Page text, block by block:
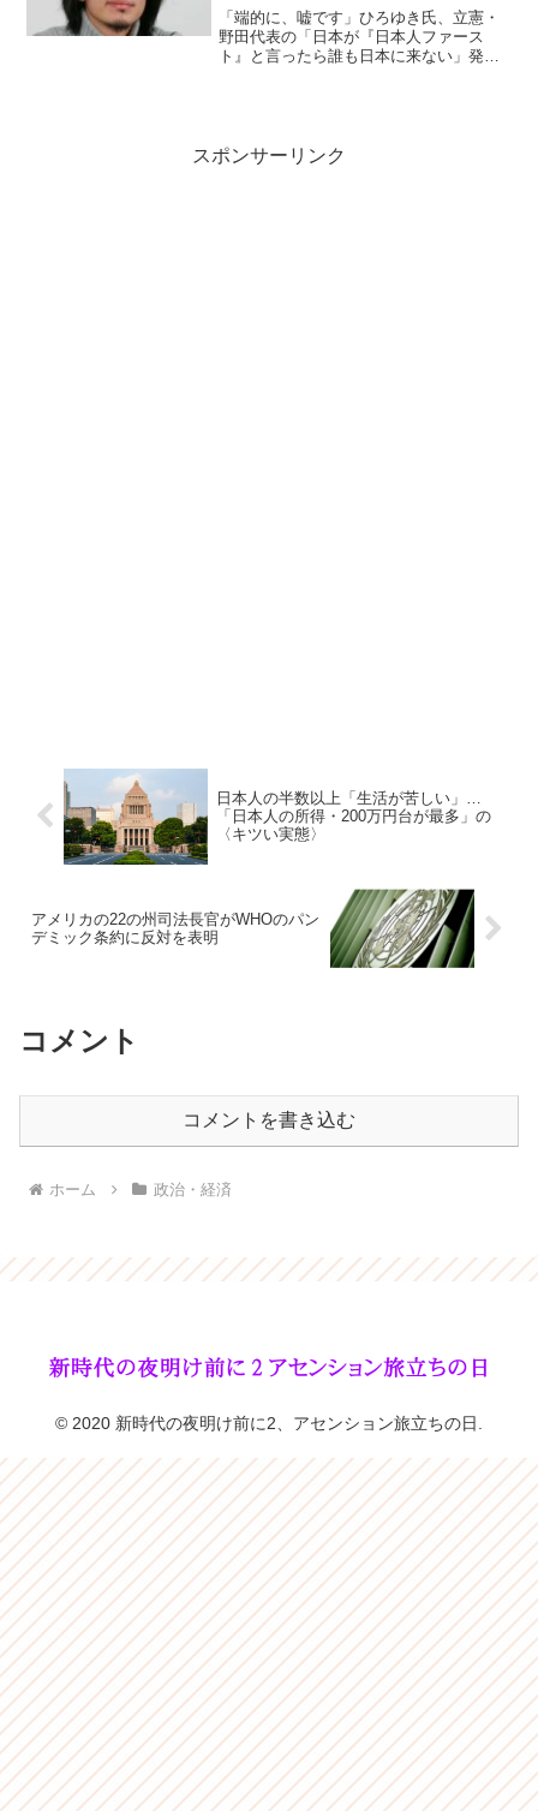
本に来ない」発言を一刀両断
「端的に、嘘です」ひろゆき氏、立憲・
野田代表の「日本が『日本人ファース
ト』と言ったら誰も日本に来ない」発言
スポンサーリンク
日本人の半数以上「生活が苦しい」…
「日本人の所得・200万円台が最多」の
〈キツい実態〉
アメリカの22の州司法長官がWHOのパン
デミック条約に反対を表明
コメント
コメントを書き込む
ホーム 政治・経済
© 2020 新時代の夜明け前に2、アセンション旅立ちの日.